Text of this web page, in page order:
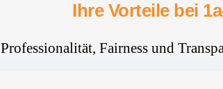
Ihre Vorteile bei
Professionalität, Fairness und